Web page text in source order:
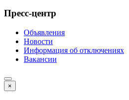
Пресс-центр
Объявления
Новости
Информация об отключениях
Вакансии
×